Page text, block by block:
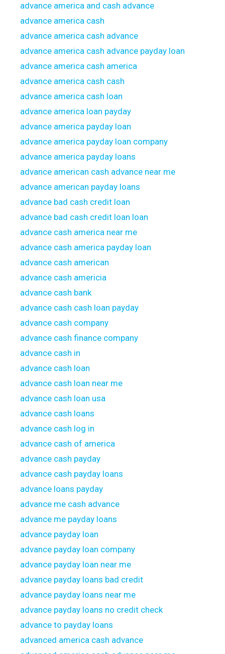
advance america and cash advance
advance america cash
advance america cash advance
advance america cash advance payday loan
advance america cash america
advance america cash cash
advance america cash loan
advance america loan payday
advance america payday loan
advance america payday loan company
advance america payday loans
advance american cash advance near me
advance american payday loans
advance bad cash credit loan
advance bad cash credit loan loan
advance cash america near me
advance cash america payday loan
advance cash american
advance cash americia
advance cash bank
advance cash cash loan payday
advance cash company
advance cash finance company
advance cash in
advance cash loan
advance cash loan near me
advance cash loan usa
advance cash loans
advance cash log in
advance cash of america
advance cash payday
advance cash payday loans
advance loans payday
advance me cash advance
advance me payday loans
advance payday loan
advance payday loan company
advance payday loan near me
advance payday loans bad credit
advance payday loans near me
advance payday loans no credit check
advance to payday loans
advanced america cash advance